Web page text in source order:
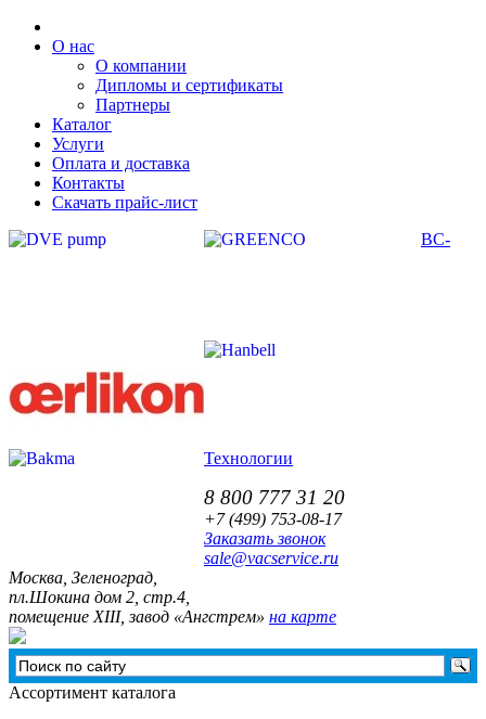
О нас
О компании
Дипломы и сертификаты
Партнеры
Каталог
Услуги
Оплата и доставка
Контакты
Скачать прайс-лист
ВС-
Технологии
8 800 777 31 20
+7 (499) 753-08-17
Заказать звонок
sale@vacservice.ru
Москва, Зелeноград,
пл.Шокина дом 2, стр.4,
помещение XIII, завод «Ангстрем» на карте
Ассортимент каталога